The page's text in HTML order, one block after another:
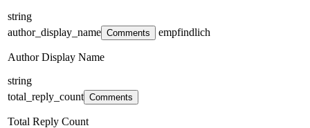
string
author_display_name Comments empfindlich
Author Display Name
string
total_reply_count Comments
Total Reply Count